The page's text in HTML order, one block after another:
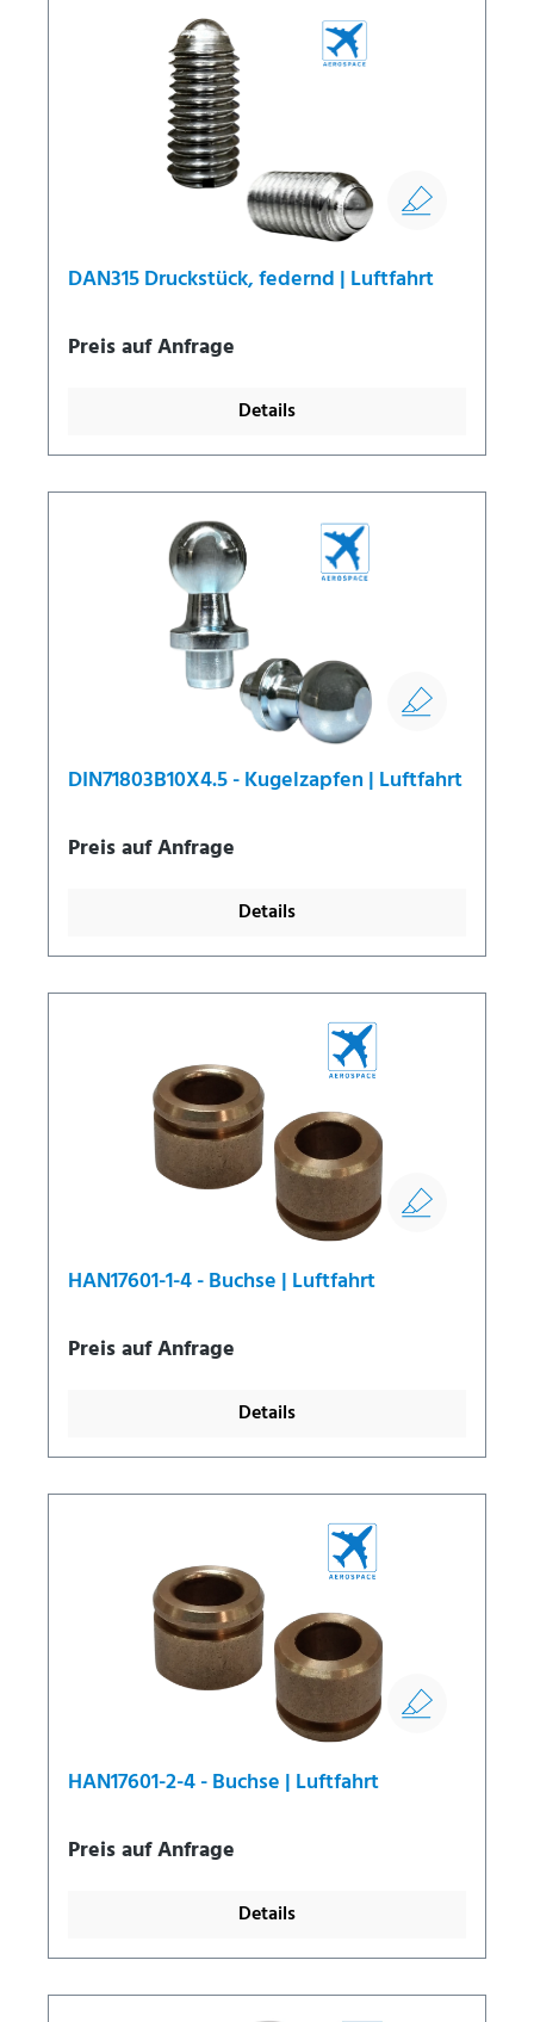
DAN315 Druckstück, federnd | Luftfahrt
Preis auf Anfrage
Details
DIN71803B10X4.5 - Kugelzapfen | Luftfahrt
Preis auf Anfrage
Details
HAN17601-1-4 - Buchse | Luftfahrt
Preis auf Anfrage
Details
HAN17601-2-4 - Buchse | Luftfahrt
Preis auf Anfrage
Details